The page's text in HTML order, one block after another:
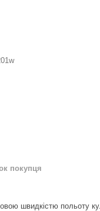
покупця
швидкістю польоту